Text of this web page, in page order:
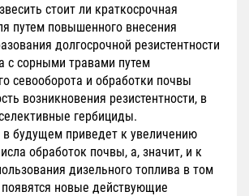
стоит ли краткосрочная
путем повышенного внесения
долгосрочной резистентности
с сорными травами путем
севооборота и обработки почвы
возникновения резистентности, в
гербициды.
в будущем приведет к увеличению
обработок почвы, а, значит, и к
дизельного топлива в том
появятся новые действующие